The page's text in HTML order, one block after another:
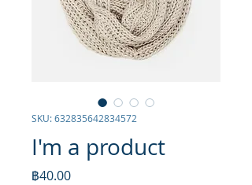
SKU: 632835642834572
I'm a product
฿40.00ราคา